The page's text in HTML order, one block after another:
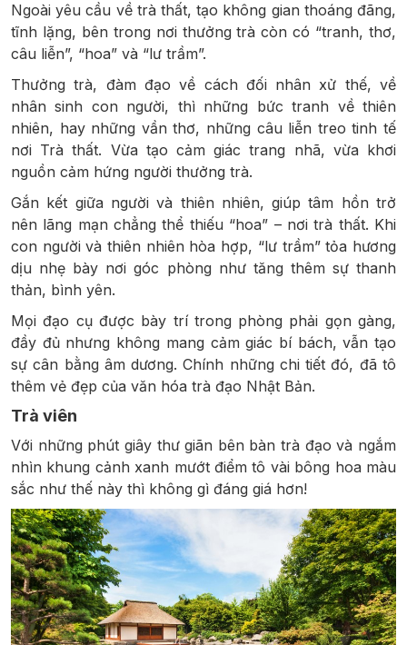
Ngoài yêu cầu về trà thất, tạo không gian thoáng đãng,
tĩnh lặng, bên trong nơi thưởng trà còn có “tranh, thơ,
câu liễn”, “hoa” và “lư trầm”.
Thưởng trà, đàm đạo về cách đối nhân xử thế, về
nhân sinh con người, thì những bức tranh về thiên
nhiên, hay những vần thơ, những câu liễn treo tinh tế
nơi Trà thất. Vừa tạo cảm giác trang nhã, vừa khơi
nguồn cảm hứng người thưởng trà.
Gắn kết giữa người và thiên nhiên, giúp tâm hồn trở
nên lãng mạn chẳng thể thiếu “hoa” – nơi trà thất. Khi
con người và thiên nhiên hòa hợp, “lư trầm” tỏa hương
dịu nhẹ bày nơi góc phòng như tăng thêm sự thanh
thản, bình yên.
Mọi đạo cụ được bày trí trong phòng phải gọn gàng,
đầy đủ nhưng không mang cảm giác bí bách, vẫn tạo
sự cân bằng âm dương. Chính những chi tiết đó, đã tô
thêm vẻ đẹp của văn hóa trà đạo Nhật Bản.
Trà viên
Với những phút giây thư giãn bên bàn trà đạo và ngắm
nhìn khung cảnh xanh mướt điểm tô vài bông hoa màu
sắc như thế này thì không gì đáng giá hơn!